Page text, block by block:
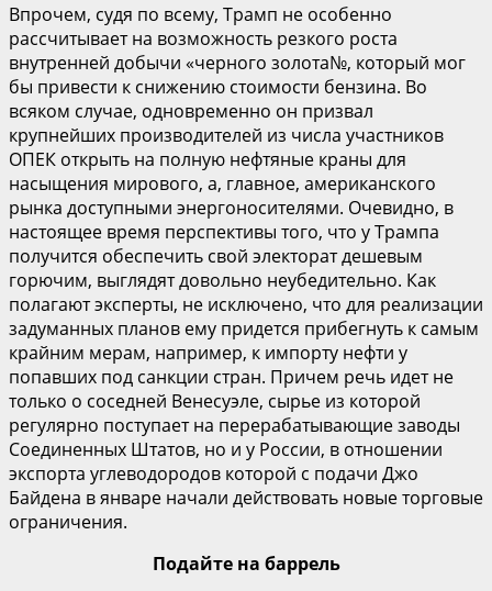
Впрочем, судя по всему, Трамп не особенно
рассчитывает на возможность резкого роста
внутренней добычи «черного золота№, который мог
бы привести к снижению стоимости бензина. Во
всяком случае, одновременно он призвал
крупнейших производителей из числа участников
ОПЕК открыть на полную нефтяные краны для
насыщения мирового, а, главное, американского
рынка доступными энергоносителями. Очевидно, в
настоящее время перспективы того, что у Трампа
получится обеспечить свой электорат дешевым
горючим, выглядят довольно неубедительно. Как
полагают эксперты, не исключено, что для реализации
задуманных планов ему придется прибегнуть к самым
крайним мерам, например, к импорту нефти у
попавших под санкции стран. Причем речь идет не
только о соседней Венесуэле, сырье из которой
регулярно поступает на перерабатывающие заводы
Соединенных Штатов, но и у России, в отношении
экспорта углеводородов которой с подачи Джо
Байдена в январе начали действовать новые торговые
ограничения.
Подайте на баррель